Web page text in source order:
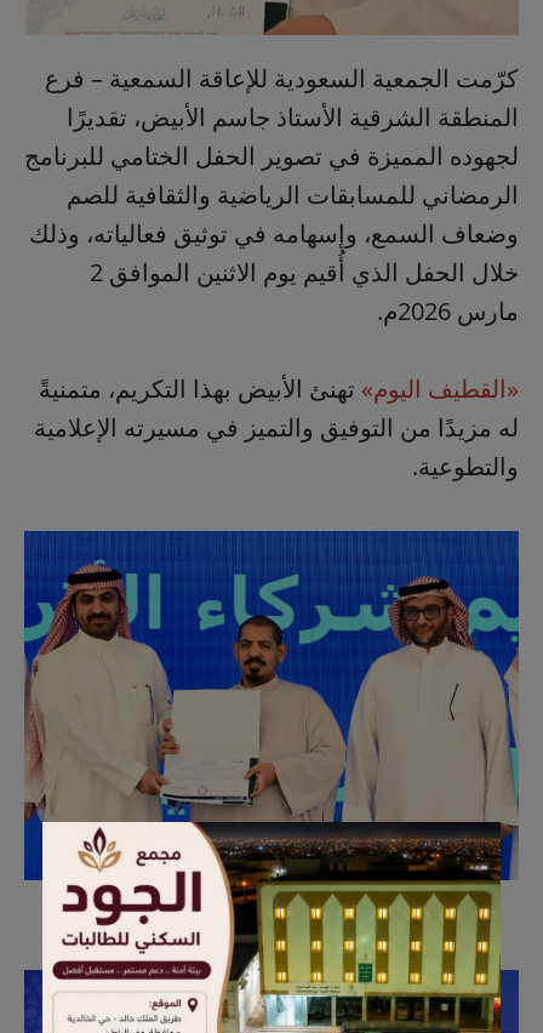
كرّمت الجمعية السعودية للإعاقة السمعية – فرع
المنطقة الشرقية الأستاذ جاسم الأبيض، تقديرًا
لجهوده المميزة في تصوير الحفل الختامي للبرنامج
الرمضاني للمسابقات الرياضية والثقافية للصم
وضعاف السمع، وإسهامه في توثيق فعالياته، وذلك
خلال الحفل الذي أُقيم يوم الاثنين الموافق 2
مارس 2026م.
«القطيف اليوم» تهنئ الأبيض بهذا التكريم، متمنيةً
له مزيدًا من التوفيق والتميز في مسيرته الإعلامية
والتطوعية.